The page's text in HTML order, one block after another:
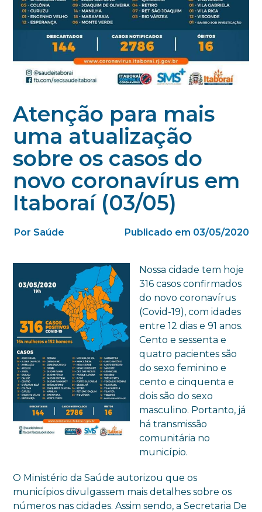
Atenção para mais
uma atualização
sobre os casos do
novo coronavírus em
Itaboraí (03/05)
Por Saúde Publicado em 03/05/2020
Nossa cidade tem hoje
316 casos confirmados
do novo coronavírus
(Covid-19), com idades
entre 12 dias e 91 anos.
Cento e sessenta e
quatro pacientes são
do sexo feminino e
cento e cinquenta e
dois são do sexo
masculino. Portanto, já
há transmissão
comunitária no
município.
O Ministério da Saúde autorizou que os
municípios divulgassem mais detalhes sobre os
números nas cidades. Assim sendo, a Secretaria De